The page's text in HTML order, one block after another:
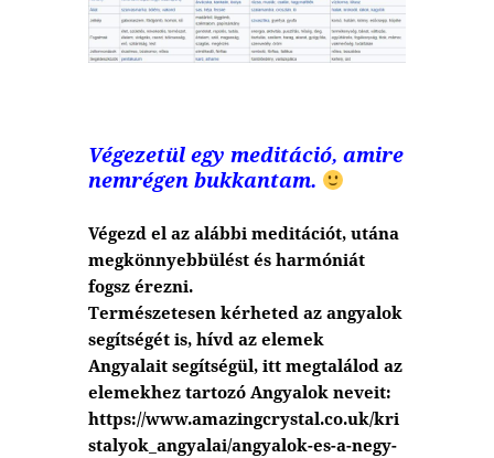
Végezetül egy meditáció, amire
nemrégen bukkantam.
Végezd el az alábbi meditációt, utána
megkönnyebbülést és harmóniát
fogsz érezni.
Természetesen kérheted az angyalok
segítségét is, hívd az elemek
Angyalait segítségül, itt megtalálod az
elemekhez tartozó Angyalok neveit:
https://www.amazingcrystal.co.uk/kri
stalyok_angyalai/angyalok-es-a-negy-